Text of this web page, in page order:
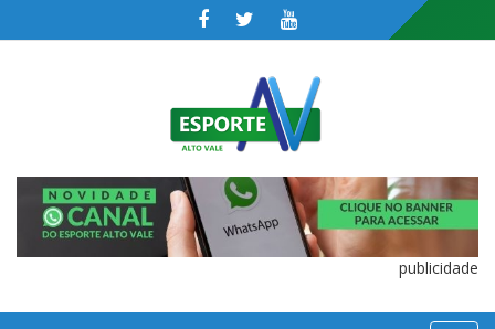
publicidade